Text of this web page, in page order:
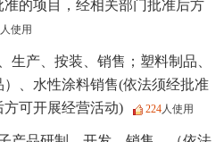
的项目，经相关部门批准后方
人使用
生产、按装、销售；塑料制品、
、水性涂料销售(依法须经批准
可开展经营活动)
224人使用